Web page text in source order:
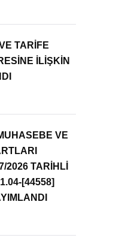
TARİFE
İLİŞKİN
VE
2026 TARİHLİ
[44558]